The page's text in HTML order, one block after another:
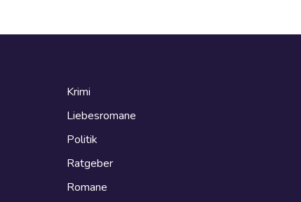
Krimi
Liebesromane
Politik
Ratgeber
Romane